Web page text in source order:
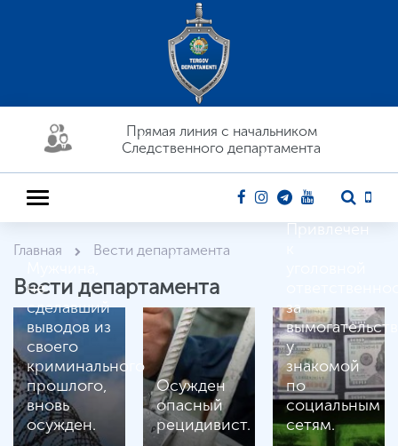
Прямая линия c начальником
Следственного департамента
Главная Вести департамента
Вести департамента
не
сделавший
выводов из
своего
криминального
прошлого,
вновь
осужден.
Осужден
опасный
рецидивист.
Привлечен
за
у
знакомой
по
социальным
сетям.